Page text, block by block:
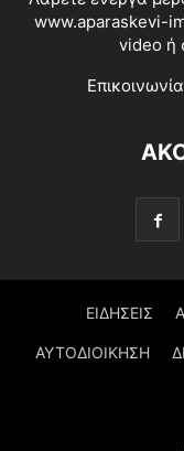
www.aparaskevi-
video ή
ΕΙΔΗΣΕΙΣ
ΑΥΤΟΔΙΟΙΚΗΣΗ